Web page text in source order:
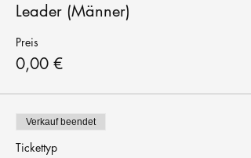
Leader (Männer)
Preis
0,00 €
Verkauf beendet
Tickettyp